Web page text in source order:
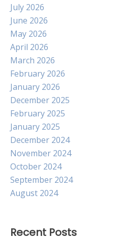
July 2026
June 2026
May 2026
April 2026
March 2026
February 2026
January 2026
December 2025
February 2025
January 2025
December 2024
November 2024
October 2024
September 2024
August 2024
Recent Posts